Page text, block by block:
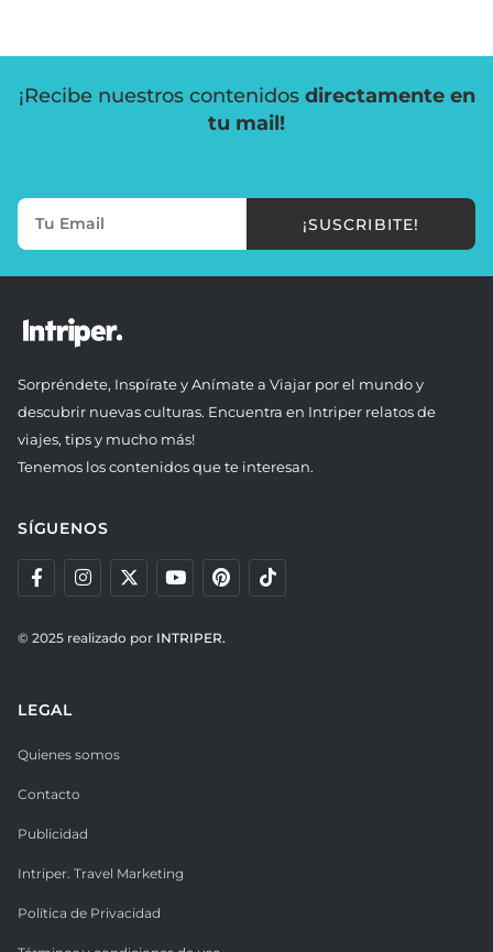
¡Recibe nuestros contenidos directamente en
tu mail!
¡SUSCRIBITE!
Sorpréndete, Inspírate y Anímate a Viajar por el mundo y
descubrir nuevas culturas. Encuentra en Intriper relatos de
viajes, tips y mucho más!
Tenemos los contenidos que te interesan.
SÍGUENOS
© 2025 realizado por INTRIPER.
LEGAL
Quienes somos
Contacto
Publicidad
Intriper. Travel Marketing
Política de Privacidad